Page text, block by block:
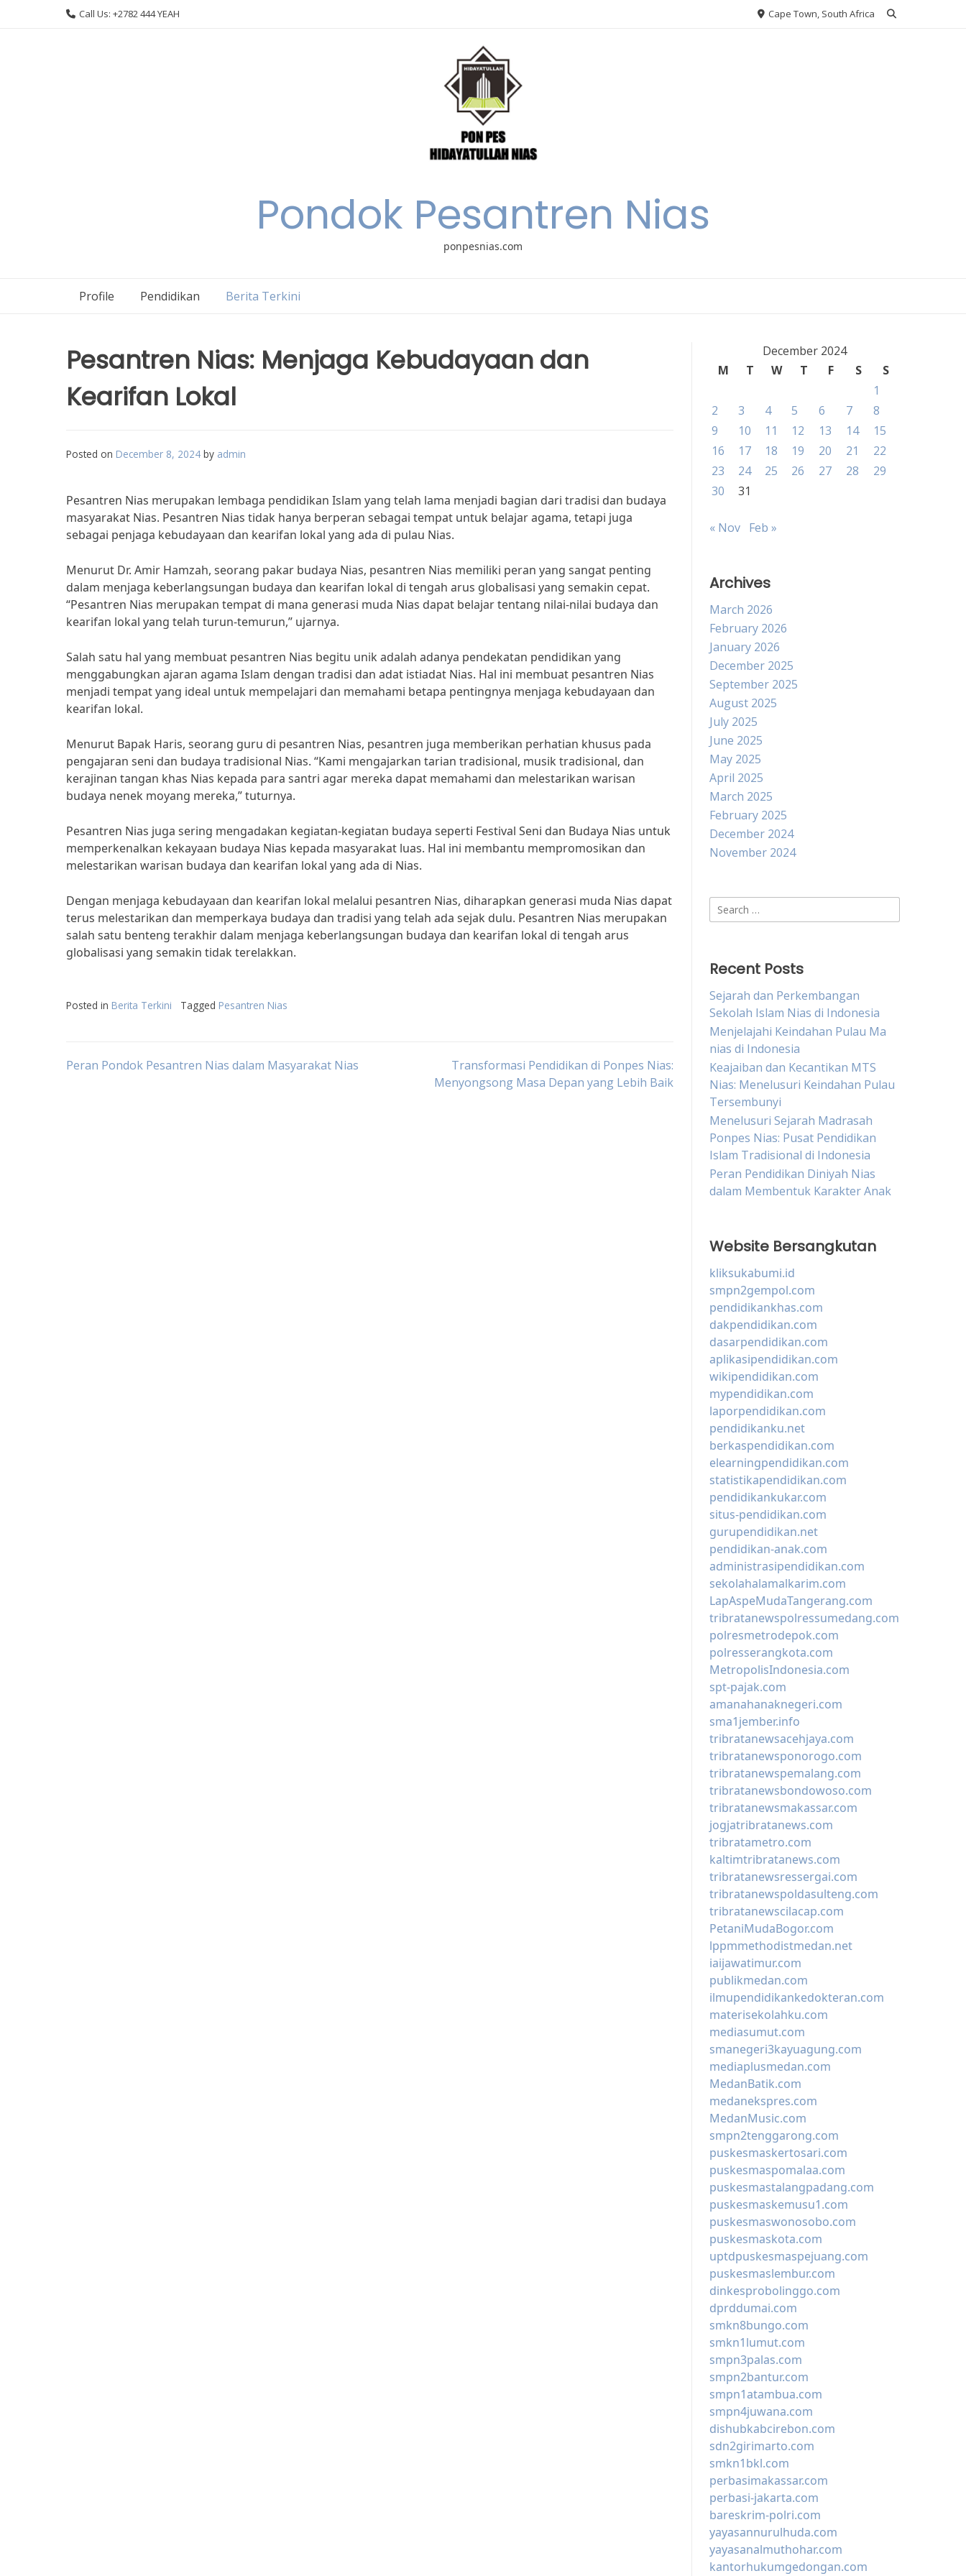
Call Us: +2782 444 YEAH Cape Town, South Africa
Pondok Pesantren Nias
ponpesnias.com
Profile Pendidikan Berita Terkini
Pesantren Nias: Menjaga Kebudayaan dan
Kearifan Lokal
Posted on December 8, 2024 by admin
Pesantren Nias merupakan lembaga pendidikan Islam yang telah lama menjadi bagian dari tradisi dan budaya
masyarakat Nias. Pesantren Nias tidak hanya berperan sebagai tempat untuk belajar agama, tetapi juga
sebagai penjaga kebudayaan dan kearifan lokal yang ada di pulau Nias.
Menurut Dr. Amir Hamzah, seorang pakar budaya Nias, pesantren Nias memiliki peran yang sangat penting
dalam menjaga keberlangsungan budaya dan kearifan lokal di tengah arus globalisasi yang semakin cepat.
“Pesantren Nias merupakan tempat di mana generasi muda Nias dapat belajar tentang nilai-nilai budaya dan
kearifan lokal yang telah turun-temurun,” ujarnya.
Salah satu hal yang membuat pesantren Nias begitu unik adalah adanya pendekatan pendidikan yang
menggabungkan ajaran agama Islam dengan tradisi dan adat istiadat Nias. Hal ini membuat pesantren Nias
menjadi tempat yang ideal untuk mempelajari dan memahami betapa pentingnya menjaga kebudayaan dan
kearifan lokal.
Menurut Bapak Haris, seorang guru di pesantren Nias, pesantren juga memberikan perhatian khusus pada
pengajaran seni dan budaya tradisional Nias. “Kami mengajarkan tarian tradisional, musik tradisional, dan
kerajinan tangan khas Nias kepada para santri agar mereka dapat memahami dan melestarikan warisan
budaya nenek moyang mereka,” tuturnya.
Pesantren Nias juga sering mengadakan kegiatan-kegiatan budaya seperti Festival Seni dan Budaya Nias untuk
memperkenalkan kekayaan budaya Nias kepada masyarakat luas. Hal ini membantu mempromosikan dan
melestarikan warisan budaya dan kearifan lokal yang ada di Nias.
Dengan menjaga kebudayaan dan kearifan lokal melalui pesantren Nias, diharapkan generasi muda Nias dapat
terus melestarikan dan memperkaya budaya dan tradisi yang telah ada sejak dulu. Pesantren Nias merupakan
salah satu benteng terakhir dalam menjaga keberlangsungan budaya dan kearifan lokal di tengah arus
globalisasi yang semakin tidak terelakkan.
Posted in Berita Terkini Tagged Pesantren Nias
Post
Peran Pondok Pesantren Nias dalam Masyarakat Nias
Transformasi Pendidikan di Ponpes Nias:
Menyongsong Masa Depan yang Lebih Baik
December 2024
M
T W T F S
S
1
2
3 4 5 6 7
8
9
10 11 12 13 14
15
16
17 18 19 20 21
22
23
24 25 26 27 28
29
30
31
« Nov Feb »
Archives
March 2026
February 2026
January 2026
December 2025
September 2025
August 2025
July 2025
June 2025
May 2025
April 2025
March 2025
February 2025
December 2024
November 2024
Search
for:
Recent Posts
Sejarah dan Perkembangan
Sekolah Islam Nias di Indonesia
Menjelajahi Keindahan Pulau Ma
nias di Indonesia
Keajaiban dan Kecantikan MTS
Nias: Menelusuri Keindahan Pulau
Tersembunyi
Menelusuri Sejarah Madrasah
Ponpes Nias: Pusat Pendidikan
Islam Tradisional di Indonesia
Peran Pendidikan Diniyah Nias
dalam Membentuk Karakter Anak
Website Bersangkutan
kliksukabumi.id
smpn2gempol.com
pendidikankhas.com
dakpendidikan.com
dasarpendidikan.com
aplikasipendidikan.com
wikipendidikan.com
mypendidikan.com
laporpendidikan.com
pendidikanku.net
berkaspendidikan.com
elearningpendidikan.com
statistikapendidikan.com
pendidikankukar.com
situs-pendidikan.com
gurupendidikan.net
pendidikan-anak.com
administrasipendidikan.com
sekolahalamalkarim.com
LapAspeMudaTangerang.com
tribratanewspolressumedang.com
polresmetrodepok.com
polresserangkota.com
MetropolisIndonesia.com
spt-pajak.com
amanahanaknegeri.com
sma1jember.info
tribratanewsacehjaya.com
tribratanewsponorogo.com
tribratanewspemalang.com
tribratanewsbondowoso.com
tribratanewsmakassar.com
jogjatribratanews.com
tribratametro.com
kaltimtribratanews.com
tribratanewsressergai.com
tribratanewspoldasulteng.com
tribratanewscilacap.com
PetaniMudaBogor.com
lppmmethodistmedan.net
iaijawatimur.com
publikmedan.com
ilmupendidikankedokteran.com
materisekolahku.com
mediasumut.com
smanegeri3kayuagung.com
mediaplusmedan.com
MedanBatik.com
medanekspres.com
MedanMusic.com
smpn2tenggarong.com
puskesmaskertosari.com
puskesmaspomalaa.com
puskesmastalangpadang.com
puskesmaskemusu1.com
puskesmaswonosobo.com
puskesmaskota.com
uptdpuskesmaspejuang.com
puskesmaslembur.com
dinkesprobolinggo.com
dprddumai.com
smkn8bungo.com
smkn1lumut.com
smpn3palas.com
smpn2bantur.com
smpn1atambua.com
smpn4juwana.com
dishubkabcirebon.com
sdn2girimarto.com
smkn1bkl.com
perbasimakassar.com
perbasi-jakarta.com
bareskrim-polri.com
yayasannurulhuda.com
yayasanalmuthohar.com
kantorhukumgedongan.com